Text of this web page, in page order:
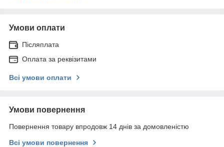
Умови оплати
Післяплата
Оплата за реквізитами
Всі умови оплати
Умови повернення
Повернення товару впродовж 14 днів за домовленістю
Всі умови повернення